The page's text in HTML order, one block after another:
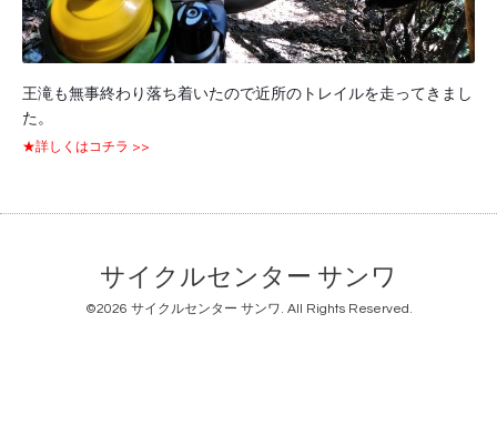
王滝も無事終わり落ち着いたので近所のトレイルを走ってきまし
た。
★詳しくはコチラ >>
サイクルセンター サンワ
©2026 サイクルセンター サンワ. All Rights Reserved.